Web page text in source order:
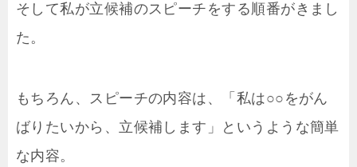
そして私が立候補のスピーチをする順番がきまし
た。
もちろん、スピーチの内容は、「私は○○をがん
ばりたいから、立候補します」というような簡単
な内容。